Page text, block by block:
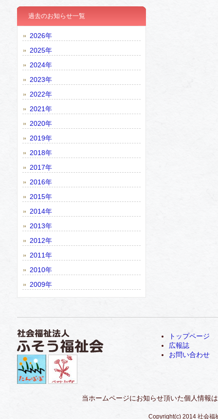
過去のお知らせ一覧
2026年
2025年
2024年
2023年
2022年
2021年
2020年
2019年
2018年
2017年
2016年
2015年
2014年
2013年
2012年
2011年
2010年
2009年
トップページ
広報誌
お問い合わせ
当ホームページにお知らせ頂いた個人情報
Copyright(c) 2014 社会